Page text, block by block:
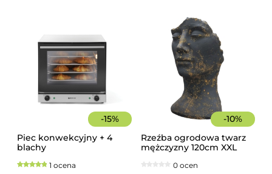
-15%
Piec konwekcyjny + 4
blachy
1 ocena
-10%
Rzeźba ogrodowa twarz
mężczyzny 120cm XXL
dekoracja ogrodowa
0 ocen